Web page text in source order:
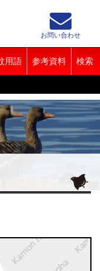
用語 参考資料 検索
お問い合わせ